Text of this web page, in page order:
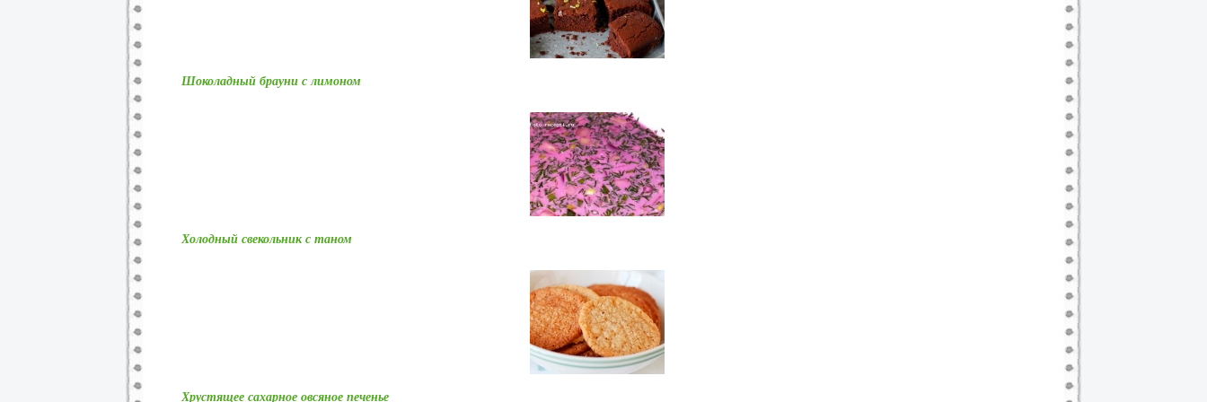
Шоколадный брауни с лимоном
Холодный свекольник с таном
Хрустящее сахарное овсяное печенье